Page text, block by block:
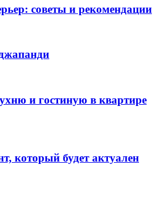
советы и рекомендации
и гостиную в квартире
который будет актуален